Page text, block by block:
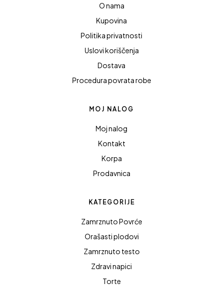
O nama
Kupovina
Politika privatnosti
Uslovi koriščenja
Dostava
Procedura povrata robe
MOJ NALOG
Moj nalog
Kontakt
Korpa
Prodavnica
KATEGORIJE
Zamrznuto Povrće
Orašasti plodovi
Zamrznuto testo
Zdravi napici
Torte